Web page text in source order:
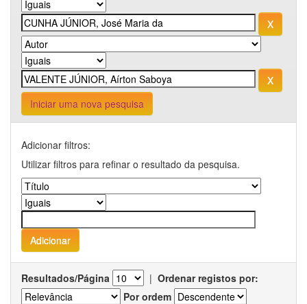
Iniciar uma nova pesquisa
Adicionar filtros:
Utilizar filtros para refinar o resultado da pesquisa.
Resultados/Página | Ordenar registos por:
Por ordem